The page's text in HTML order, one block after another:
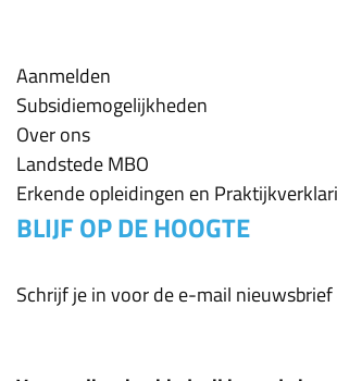
Aanmelden
Subsidiemogelijkheden
Over ons
Landstede MBO
Erkende opleidingen en
BLIJF OP DE HOOGTE
Schrijf je in voor de e-mail